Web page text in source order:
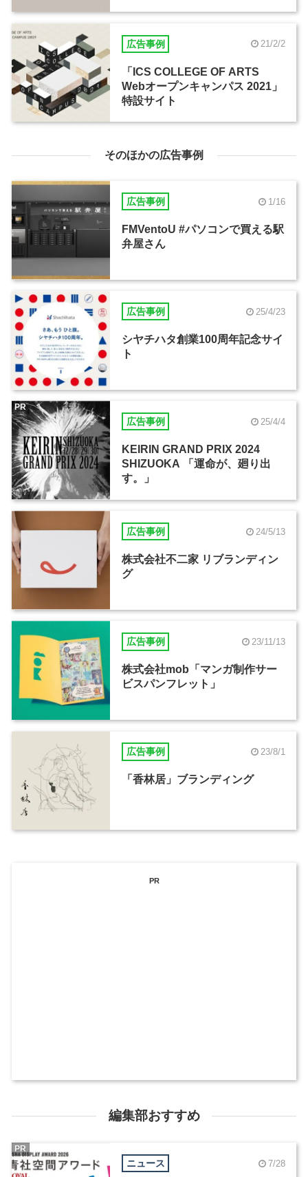
広告事例 21/2/2
「ICS COLLEGE OF ARTS
Webオープンキャンパス 2021」
特設サイト
そのほかの広告事例
広告事例 1/16
FMVentoU #パソコンで買える駅
弁屋さん
広告事例 25/4/23
シヤチハタ創業100周年記念サイ
ト
広告事例 25/4/4
KEIRIN GRAND PRIX 2024
SHIZUOKA 「運命が、廻り出
す。」
PR
広告事例 24/5/13
株式会社不二家 リブランディン
グ
広告事例 23/11/13
株式会社mob「マンガ制作サー
ビスパンフレット」
広告事例 23/8/1
「香林居」ブランディング
PR
編集部おすすめ
ニュース 7/28
PR